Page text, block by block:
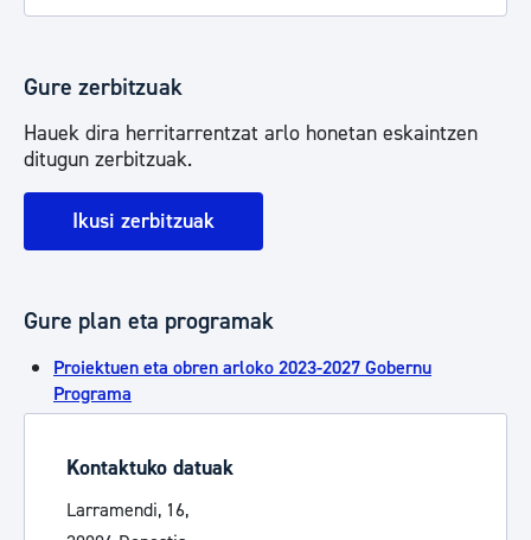
Gure zerbitzuak
Hauek dira herritarrentzat arlo honetan eskaintzen
ditugun zerbitzuak.
Ikusi zerbitzuak
Gure plan eta programak
Proiektuen eta obren arloko 2023-2027 Gobernu
Programa
Kontaktuko datuak
Larramendi, 16,